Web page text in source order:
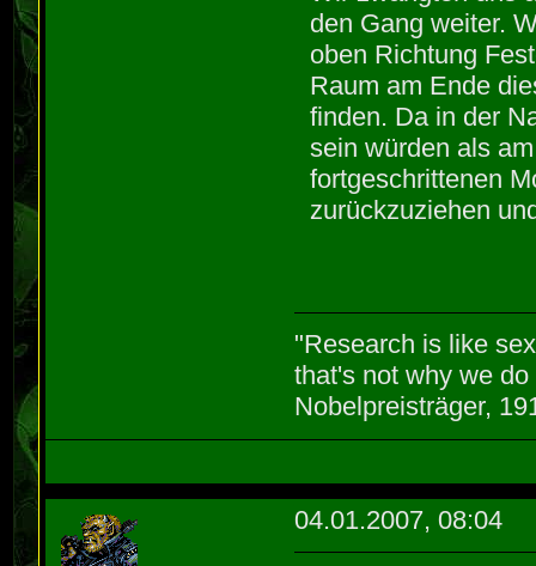
den Gang weiter.
oben Richtung
Raum am Ende
finden. Da in der
sein würden als
fortgeschrittenen
zurückzuziehen
"Research is like
that's not why we
Nobelpreisträger,
04.01.2007, 08:04